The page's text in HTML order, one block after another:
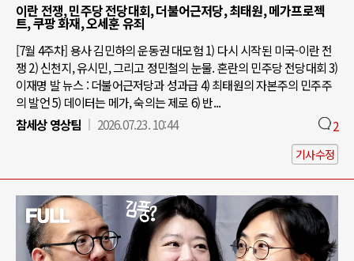
이란 전쟁, 민주당 전당대회, 더불어근저당, 최태원, 메가프로젝
트, 쿠팡 화재, 오세훈 유죄
[7월 4주차] 용사 김민하의 운동권 대모험 1) 다시 시작된 미국-이란 전
쟁 2) 신천지, 유시민, 그리고 정민철의 눈물. 혼란의 민주당 전당대회 3)
이재명 발 뉴스 : 더불어근저당과 성과급 4) 최태원의 자본주의 민주주
의 발언 5) 데이터는 메가, 숙의는 제로 6) 반...
참세상 영상팀
2026.07.23. 10:44 2
기사수정